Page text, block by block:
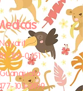
129-0451
103-2499